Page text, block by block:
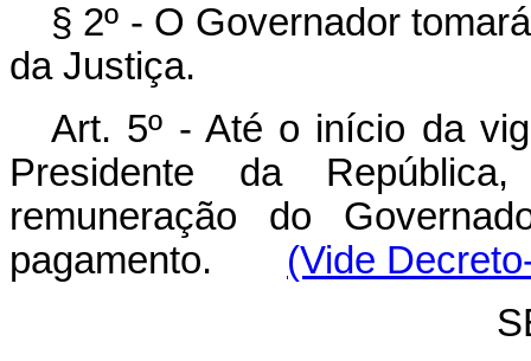
§ 2º - O Governador
da Justiça.
Art. 5º - Até o início da
Presidente da
remuneração do
pagamento. (Vide